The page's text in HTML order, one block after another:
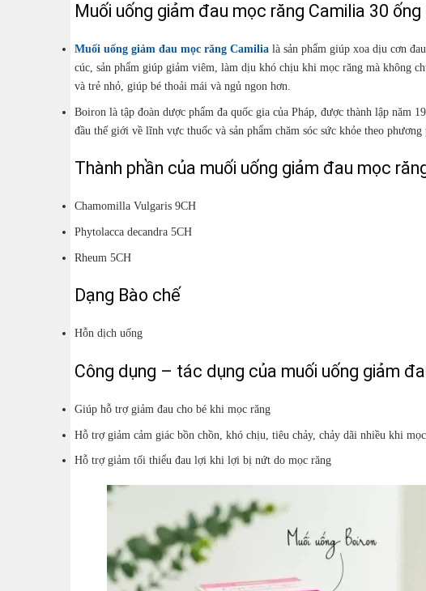
Muối uống giảm đau mọc răng Camilia 30
Muối uống giảm đau mọc răng Camilia là sản phẩm giúp xoa dịu cơn
cúc, sản phẩm giúp giảm viêm, làm dịu khó chịu khi mọc răng mà không
và trẻ nhỏ, giúp bé thoải mái và ngủ ngon hơn.
Boiron là tập đoàn dược phẩm đa quốc gia của Pháp, được thành lập năm
đầu thế giới về lĩnh vực thuốc và sản phẩm chăm sóc sức khỏe theo
Thành phần của muối uống giảm đau mọc
Chamomilla Vulgaris 9CH
Phytolacca decandra 5CH
Rheum 5CH
Dạng Bào chế
Hỗn dịch uống
Công dụng – tác dụng của muối uống giảm
Giúp hỗ trợ giảm đau cho bé khi mọc răng
Hỗ trợ giảm cảm giác bồn chồn, khó chịu, tiêu chảy, chảy dãi nhiều khi
Hỗ trợ giảm tối thiểu đau lợi khi lợi bị nứt do mọc răng